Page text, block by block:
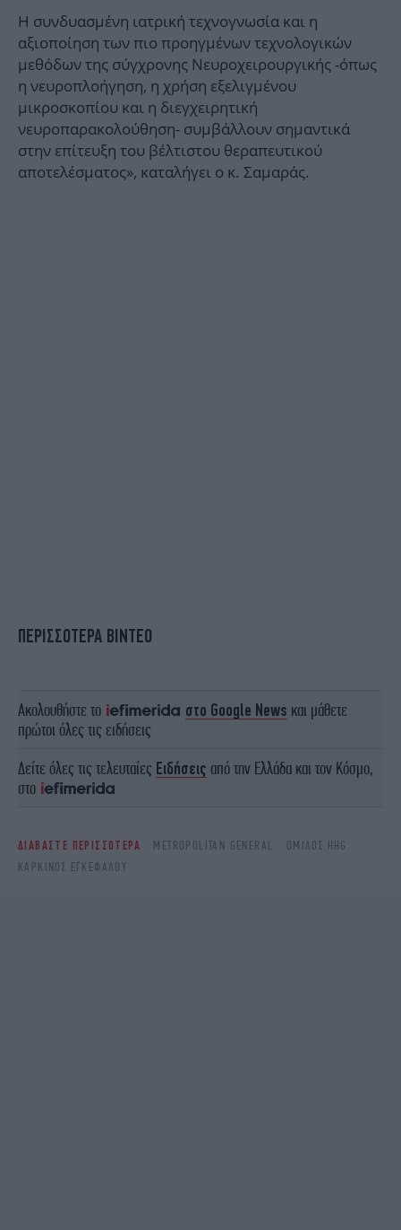
Η συνδυασμένη ιατρική τεχνογνωσία και η
αξιοποίηση των πιο προηγμένων τεχνολογικών
μεθόδων της σύγχρονης Νευροχειρουργικής -όπως
η νευροπλοήγηση, η χρήση εξελιγμένου
μικροσκοπίου και η διεγχειρητική
νευροπαρακολούθηση- συμβάλλουν σημαντικά
στην επίτευξη του βέλτιστου θεραπευτικού
αποτελέσματος», καταλήγει ο κ. Σαμαράς.
ΠΕΡΙΣΣΟΤΕΡΑ ΒΙΝΤΕΟ
Ακολουθήστε το στο Google News και μάθετε
πρώτοι όλες τις ειδήσεις
Δείτε όλες τις τελευταίες Ειδήσεις από την Ελλάδα και τον Κόσμο,
στο
ΔΙΑΒΑΣΤΕ ΠΕΡΙΣΣΟΤΕΡΑ METROPOLITAN GENERAL
ΟΜΙΛΟΣ HHG
ΚΑΡΚΊΝΟΣ ΕΓΚΕΦΆΛΟΥ